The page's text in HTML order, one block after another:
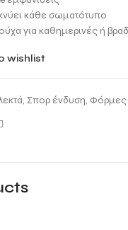
κάθε σωματότυπο
για καθημερινές ή
wishlist
, Σπορ ένδυση, Φόρμες